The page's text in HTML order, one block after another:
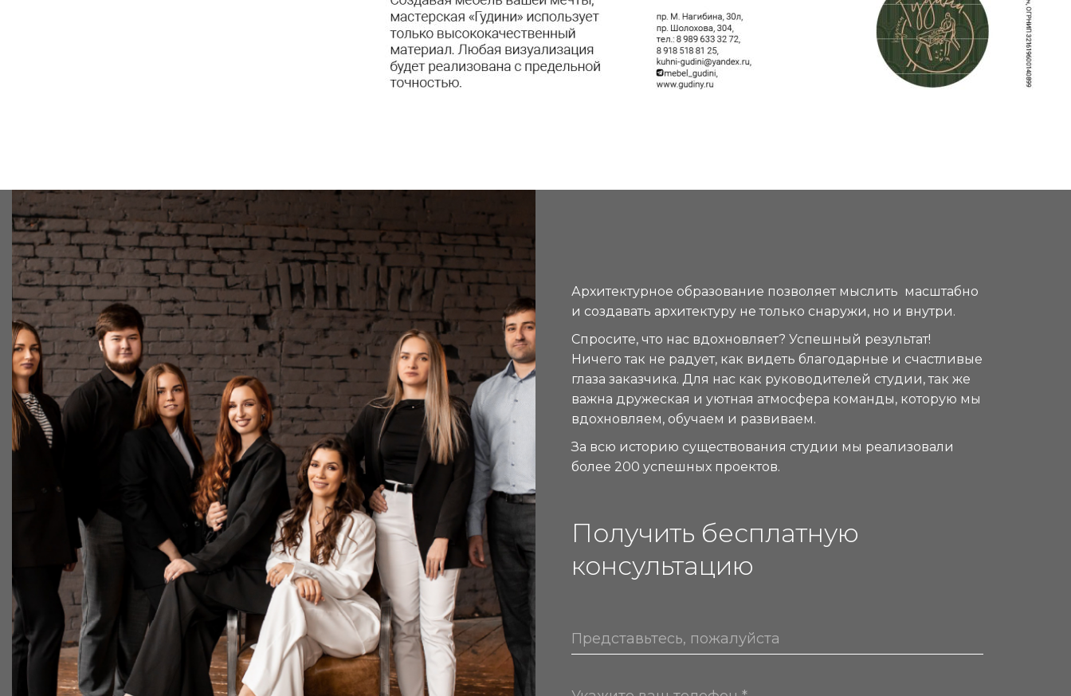
Архитектурное образование позволяет мыслить масштабно
и создавать архитектуру не только снаружи, но и внутри.
Спросите, что нас вдохновляет? Успешный результат!
Ничего так не радует, как видеть благодарные и счастливые
глаза заказчика. Для нас как руководителей студии, так же
важна дружеская и уютная атмосфера команды, которую мы
вдохновляем, обучаем и развиваем.
За всю историю существования студии мы реализовали
более 200 успешных проектов.
Получить бесплатную
консультацию
Представьтесь, пожалуйста